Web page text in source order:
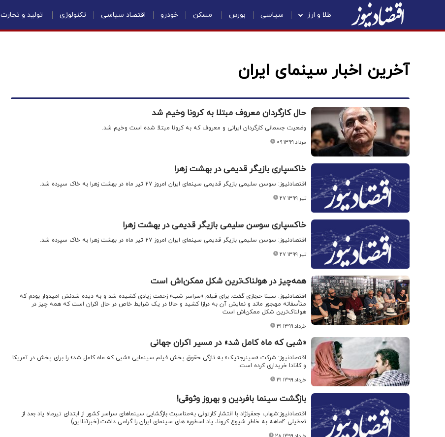
طلا و ارز سیاسی بورس مسکن خودرو اقتصاد سیاسی تکنولوژی تولید و تجارت
آخرین اخبار سینمای ایران
حال کارگردان معروف مبتلا به کرونا وخیم شد
وضعیت جسمانی کارگردان ایرانی و معروف که به کرونا مبتلا شده است وخیم شد.
۰۹ مرداد ۱۳۹۹
خاکسپاری بازیگر قدیمی در بهشت زهرا
اقتصادنیوز: سوسن سلیمی بازیگر قدیمی سینمای ایران امروز ۲۷ تیر ماه در بهشت زهرا به خاک سپرده شد.
۲۷ تیر ۱۳۹۹
خاکسپاری سوسن سلیمی بازیگر قدیمی در بهشت زهرا
اقتصادنیوز: سوسن سلیمی بازیگر قدیمی سینمای ایران امروز ۲۷ تیر ماه در بهشت زهرا به خاک سپرده شد.
۲۷ تیر ۱۳۹۹
همه‌چیز در هولناک‌ترین شکل ممکن‌اش است
اقتصادنیوز: سینا حجازی گفت: برای فیلم «سراسر شب» زحمت زیادی کشیده شد و به دیده شدنش امیدوار بودم که
متأسفانه مهجور ماند و نمایش آن به درازا کشید و حالا در یک شرایط خاص در حال اکران است که همه چیز در
هولناک‌ترین شکل ممکن‌اش است
۳۱ خرداد ۱۳۹۹
«شبی که ماه کامل شد» در مسیر اکران جهانی
اقتصادنیوز: شرکت «سینرجتیک» به تازگی حقوق پخش فیلم سینمایی «شبی که ماه کامل شد» را برای پخش در آمریکا
و کانادا خریداری کرده است.
۳۱ خرداد ۱۳۹۹
بازگشت سینما بافردین و بهروز وثوقی!
اقتصادنیوز:شهاب جعفرنژاد با انتشار کارتونی به‌مناسبت بازگشایی سینماهای سراسر کشور از ابتدای تیرماه یاد بعد از
تعطیلی ۴ماهه به خاطر شیوع کرونا، یاد اسطوره های سینمای ایران را گرامی داشت.(خبرآنلاین)